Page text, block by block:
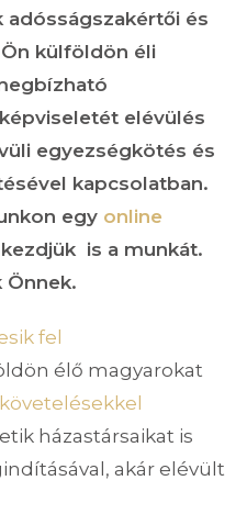
és
külföldön éli
elévülés
egyezségkötés és
kapcsolatban.
egy online
is a munkát.
fel
élő magyarokat
követelésekkel
házastársaikat is
akár elévült